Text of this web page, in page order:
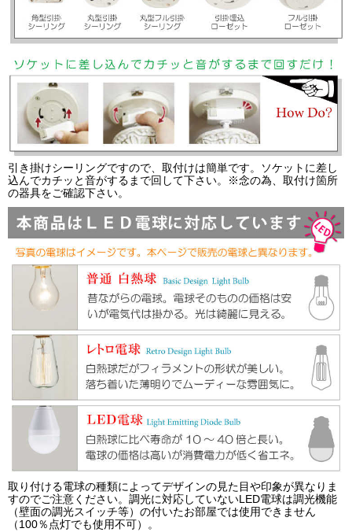
引き掛けシーリングですので、取付けは簡単です。ソケットに差し
込んでカチッと音がするまで回して下さい。※念の為、取付け箇所
の器具をご確認下さい。
取り付ける電球の種類によってデザインの見た目や印象が異なりま
すのでご注意ください。調光に対応していないLED電球は調光機能
（壁面の調光スイッチ等）の付いたお部屋では使用できません
（100％点灯でも使用不可）。